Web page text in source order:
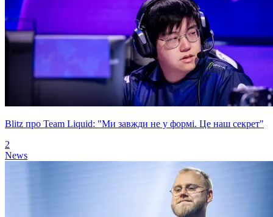
Blitz про Team Liquid: "Ми завжди не у формі. Це наш секрет"
2
News